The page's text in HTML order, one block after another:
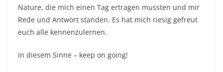
Nature, die mich einen Tag ertragen mussten und mir
Rede und Antwort standen. Es hat mich riesig gefreut
euch alle kennenzulernen.
In diesem Sinne – keep on going!